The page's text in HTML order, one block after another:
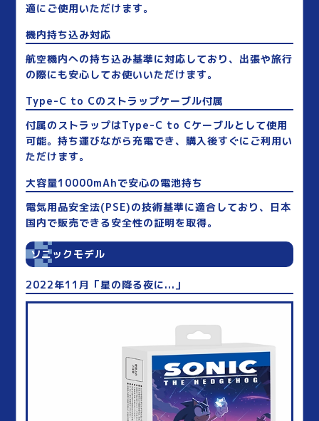
適にご使用いただけます。
機内持ち込み対応
航空機内への持ち込み基準に対応しており、出張や旅行
の際にも安心してお使いいただけます。
Type-C to Cのストラップケーブル付属
付属のストラップはType-C to Cケーブルとして使用
可能。持ち運びながら充電でき、購入後すぐにご利用い
ただけます。
大容量10000mAhで安心の電池持ち
電気用品安全法(PSE)の技術基準に適合しており、日本
国内で販売できる安全性の証明を取得。
ソニックモデル
2022年11月「星の降る夜に...」